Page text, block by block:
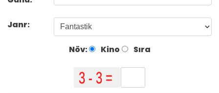
Janr:
Növ: Kino Sıra